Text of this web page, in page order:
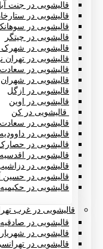
قالیشویی در جنت
قالیشویی در
قالیشویی در
قالیشویی در چیتگر
قالیشویی در شهرک
قالیشویی در تهران
قالیشویی در سعادت
قالیشویی در شهران
قالیشویی در ازگل
قالیشویی در اوین
قالیشویی در کن
قالیشویی در سعادت
قالیشویی در داوودیه
قالیشویی در
قالیشویی در اقدسیه
قالیشویی در
قالیشویی در حسین
قالیشویی در حکیمیه
قالیشویی در غرب
قالیشویی در صادقیه
قالیشویی در شهریار
قالیشویی در تهرانسر